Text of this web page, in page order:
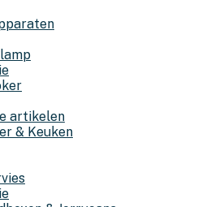
artikelen
& Keuken